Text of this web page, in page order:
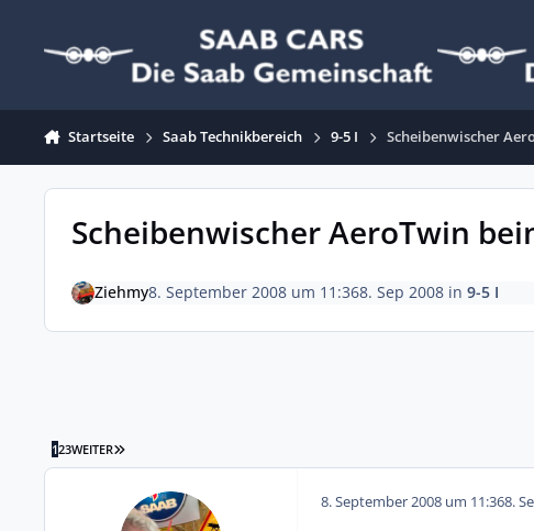
Startseite Saab Technikbereich 9-5 I Scheibenwischer
Scheibenwischer AeroTwin
Ziehmy8. September 2008 um 11:368. Sep 2008in 9-5 I
123WEITER LETZTE SEITE
8. September 2008 um 11:368.